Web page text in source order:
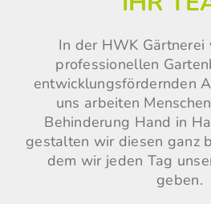
In der HWK
professionellen
entwicklungsfördernden
uns arbeiten
Behinderung Hand in
gestalten wir diesen ganz
dem wir jeden Tag
geben.